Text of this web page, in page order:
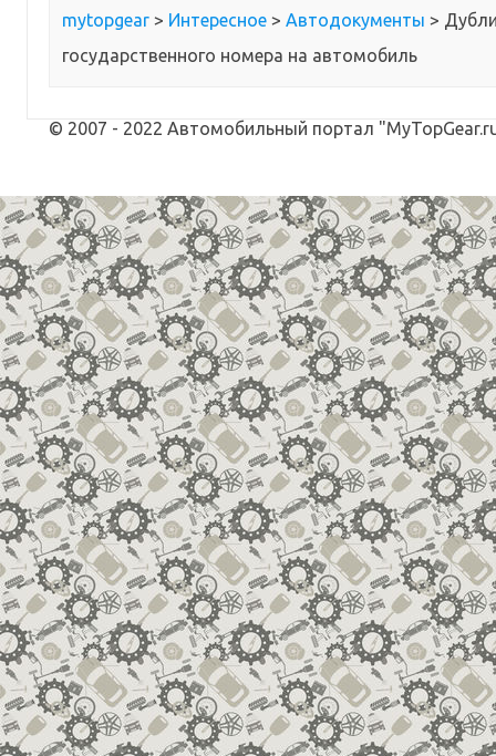
mytopgear > Интересное >Автодокументы >
государственного номера на автомобиль
© 2007 - 2022 Автомобильный портал